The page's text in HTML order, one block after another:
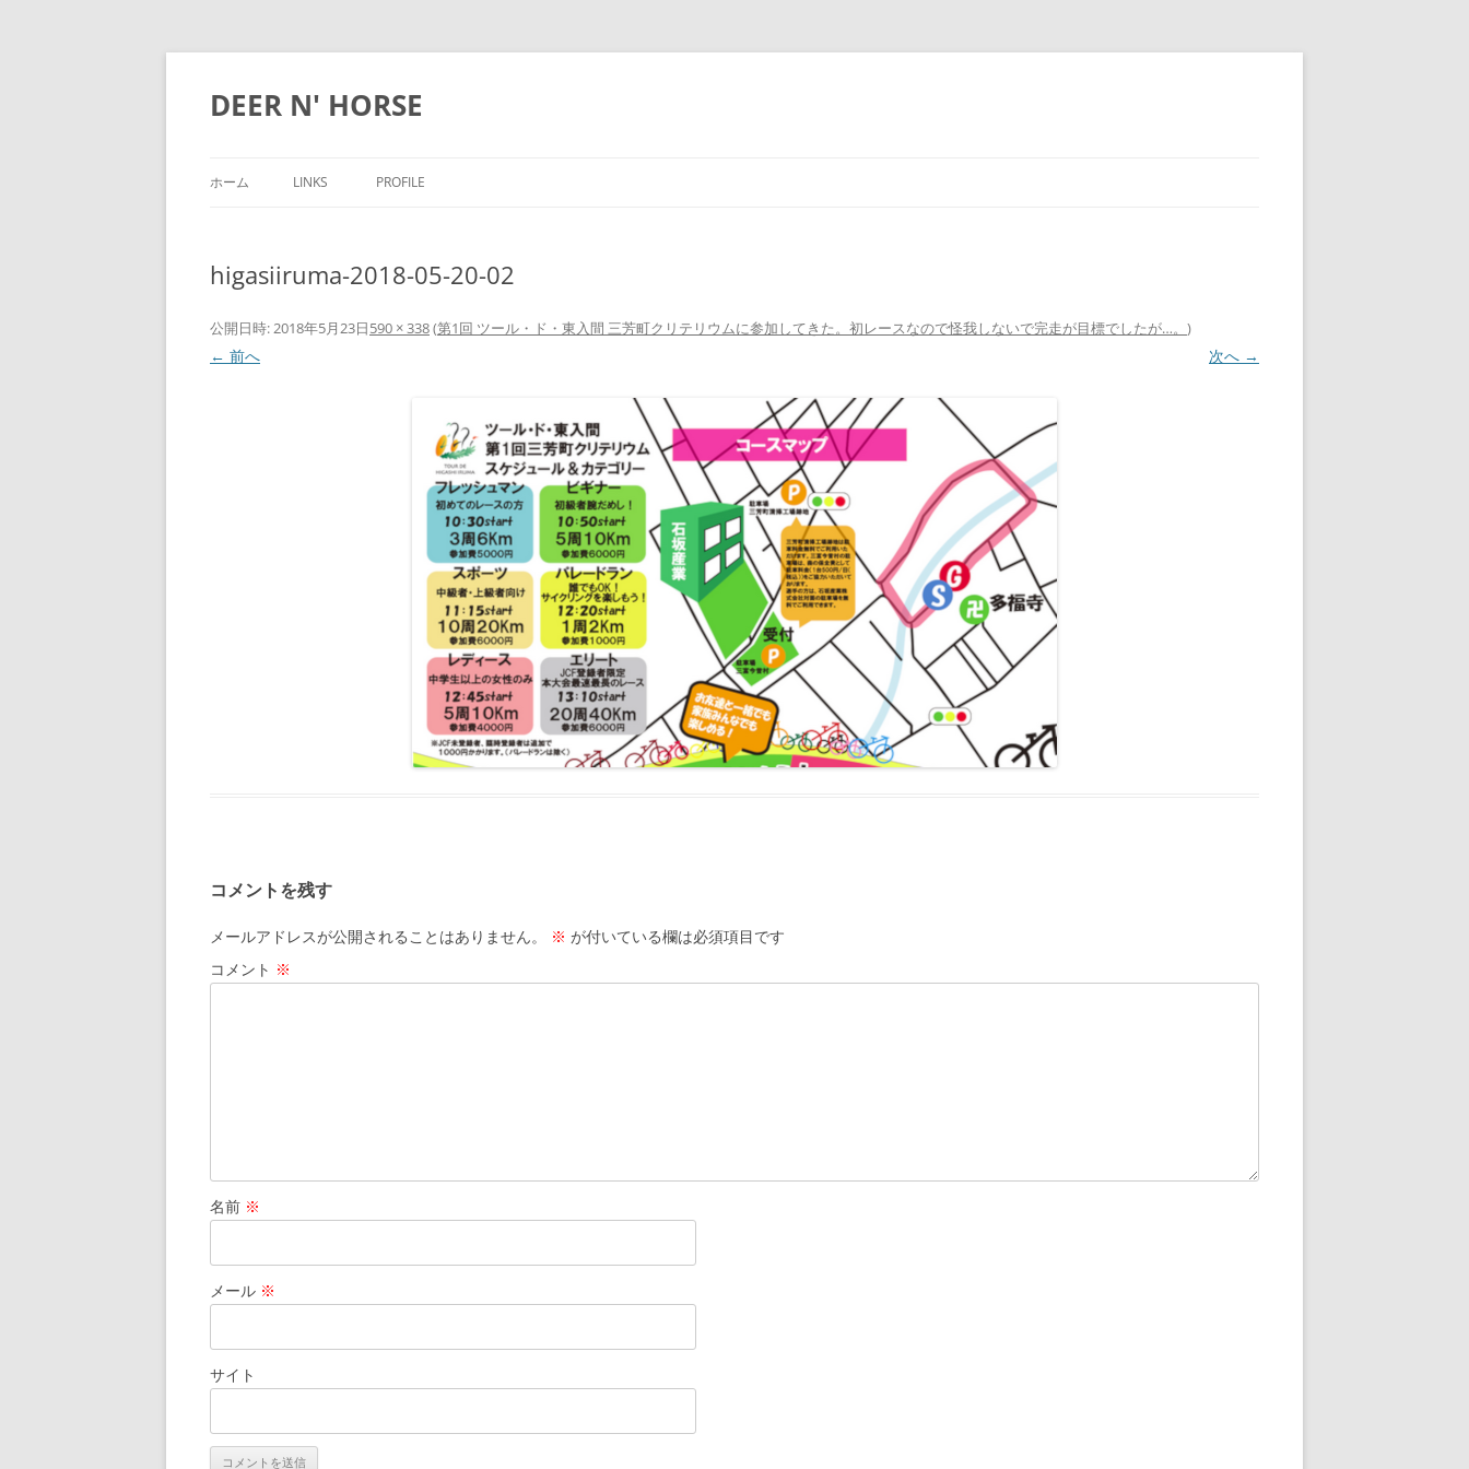
DEER N' HORSE
ホーム LINKS PROFILE
higasiiruma-2018-05-20-02
公開日時:2018年5月23日590 × 338(第1回 ツール・ド・東入間 三芳町クリテリウムに参加してきた。初レースなので怪我しないで完走が目標でしたが…。 )
← 前へ 次へ →
コメントを残す
メールアドレスが公開されることはありません。 ※ が付いている欄は必須項目です
コメント ※
名前 ※
メール ※
サイト